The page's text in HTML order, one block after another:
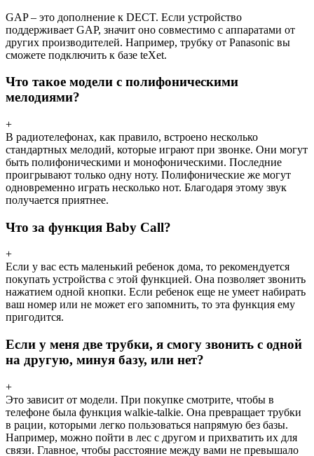
GAP – это дополнение к DECT. Если устройство
поддерживает GAP, значит оно совместимо с аппаратами от
других производителей. Например, трубку от Panasonic вы
сможете подключить к базе teXet.
Что такое модели с полифоническими
мелодиями?
+
В радиотелефонах, как правило, встроено несколько
стандартных мелодий, которые играют при звонке. Они могут
быть полифоническими и монофоническими. Последние
проигрывают только одну ноту. Полифонические же могут
одновременно играть несколько нот. Благодаря этому звук
получается приятнее.
Что за функция Baby Call?
+
Если у вас есть маленький ребенок дома, то рекомендуется
покупать устройства с этой функцией. Она позволяет звонить
нажатием одной кнопки. Если ребенок еще не умеет набирать
ваш номер или не может его запомнить, то эта функция ему
пригодится.
Если у меня две трубки, я смогу звонить с одной
на другую, минуя базу, или нет?
+
Это зависит от модели. При покупке смотрите, чтобы в
телефоне была функция walkie-talkie. Она превращает трубки
в рации, которыми легко пользоваться напрямую без базы.
Например, можно пойти в лес с другом и прихватить их для
связи. Главное, чтобы расстояние между вами не превышало